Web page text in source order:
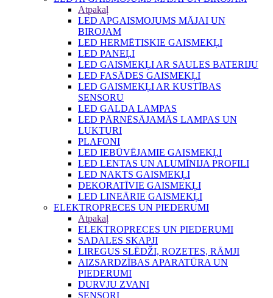
Atpakaļ
LED APGAISMOJUMS MĀJAI UN
BIROJAM
LED HERMĒTISKIE GAISMEKĻI
LED PANEĻI
LED GAISMEKĻI AR SAULES BATERIJU
LED FASĀDES GAISMEKĻI
LED GAISMEKĻI AR KUSTĪBAS
SENSORU
LED GALDA LAMPAS
LED PĀRNĒSĀJAMĀS LAMPAS UN
LUKTURI
PLAFONI
LED IEBŪVĒJAMIE GAISMEKĻI
LED LENTAS UN ALUMĪNIJA PROFILI
LED NAKTS GAISMEKĻI
DEKORATĪVIE GAISMEKĻI
LED LINEĀRIE GAISMEKĻI
ELEKTROPRECES UN PIEDERUMI
Atpakaļ
ELEKTROPRECES UN PIEDERUMI
SADALES SKAPJI
LIREGUS SLĒDŽI, ROZETES, RĀMJI
AIZSARDZĪBAS APARATŪRA UN
PIEDERUMI
DURVJU ZVANI
SENSORI